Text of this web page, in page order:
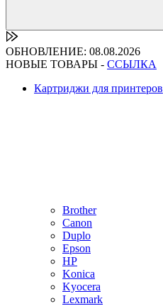
ОБНОВЛЕНИЕ: 08.08.2026
НОВЫЕ ТОВАРЫ - ССЫЛКА
Картриджи для принтеров
Brother
Canon
Duplo
Epson
HP
Konica
Kyocera
Lexmark